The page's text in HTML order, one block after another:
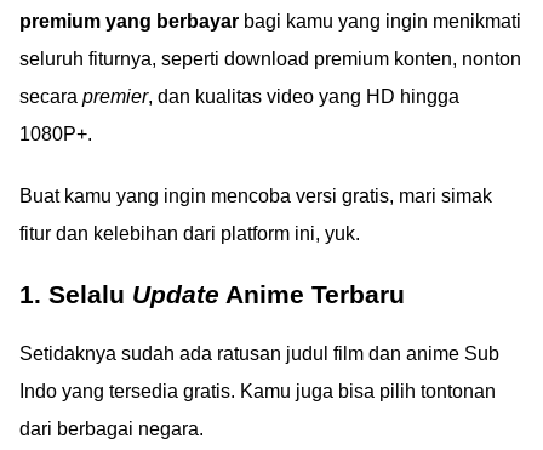
premium yang berbayar bagi kamu yang ingin menikmati
seluruh fiturnya, seperti download premium konten, nonton
secara premier, dan kualitas video yang HD hingga
1080P+.
Buat kamu yang ingin mencoba versi gratis, mari simak
fitur dan kelebihan dari platform ini, yuk.
1. Selalu Update Anime Terbaru
Setidaknya sudah ada ratusan judul film dan anime Sub
Indo yang tersedia gratis. Kamu juga bisa pilih tontonan
dari berbagai negara.